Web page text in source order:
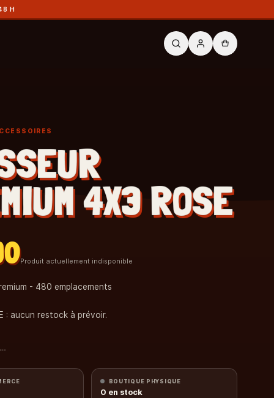
H
4X3 ROSE
Produit actuellement indisponible
- 480 emplacements
: aucun restock à prévoir.
BOUTIQUE PHYSIQUE
0 en stock